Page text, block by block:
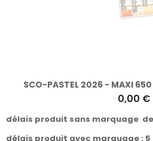
0,00 €
délais produit sans marquage de
délais produit avec marquage : 5